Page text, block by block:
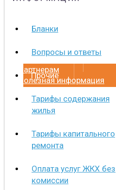
Физическим лицам
Маркетплейс
Партнерам
Полезная информация
Бланки
Вопросы и ответы
Прочие
Тарифы содержания
жилья
Тарифы капитального
ремонта
Оплата услуг ЖКХ без
комиссии